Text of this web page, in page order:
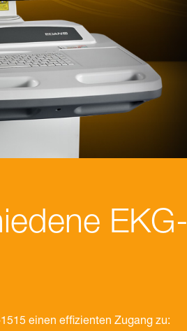
EKG-
einen effizienten Zugang zu: